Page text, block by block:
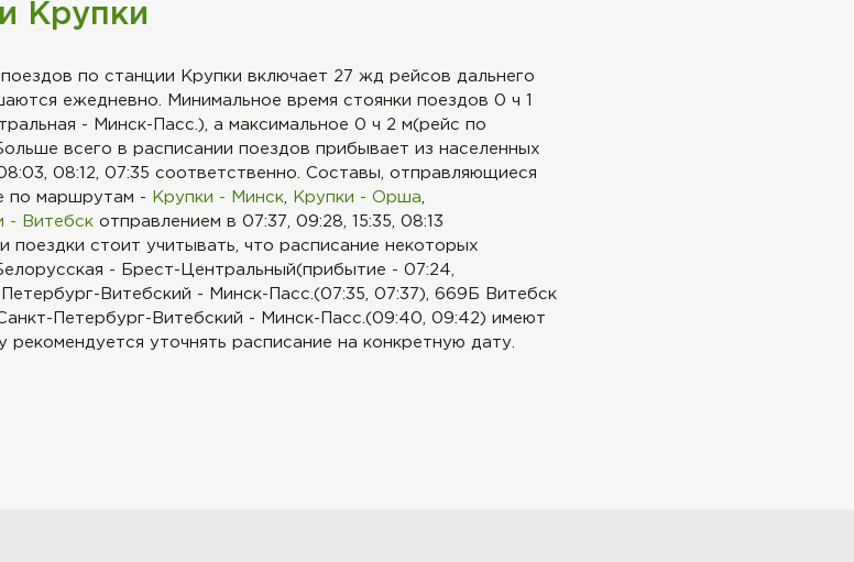
Крупки
по станции Крупки включает 27 жд рейсов дальнего
ежедневно. Минимальное время стоянки поездов 0 ч 1
- Минск-Пасс.), а максимальное 0 ч 2 м(рейс по
всего в расписании поездов прибывает из населенных
08:12, 07:35 соответственно. Составы, отправляющиеся
по маршрутам -
Крупки - Минск Крупки - Орша
- Витебск отправлением в 07:37, 09:28, 15:35, 08:13
поездки стоит учитывать, что расписание некоторых
- Брест-Центральный(прибытие - 07:24,
Витебский - Минск-Пасс.(07:35, 07:37), 669Б Витебск
Петербург-Витебский - Минск-Пасс.(09:40, 09:42) имеют
уточнять расписание на конкретную дату.